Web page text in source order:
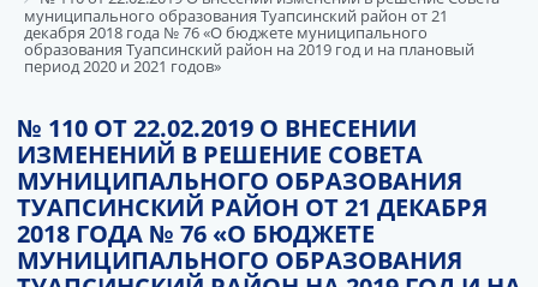
Муниципальные закупки
Государственный и муниципальный контроль
Муниципальное имущество
Публичные слушания и общественные обсуждения
Документы
муниципального образования Туапсинский район от 21
декабря 2018 года № 76 «О бюджете муниципального
образования Туапсинский район на 2019 год и на плановый
период 2020 и 2021 годов»
№ 110 ОТ 22.02.2019 О ВНЕСЕНИИ
ИЗМЕНЕНИЙ В РЕШЕНИЕ СОВЕТА
МУНИЦИПАЛЬНОГО ОБРАЗОВАНИЯ
ТУАПСИНСКИЙ РАЙОН ОТ 21 ДЕКАБРЯ
2018 ГОДА № 76 «О БЮДЖЕТЕ
МУНИЦИПАЛЬНОГО ОБРАЗОВАНИЯ